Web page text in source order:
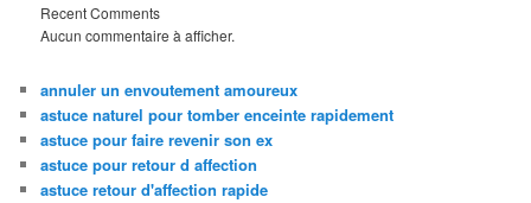
Recent Comments
Aucun commentaire à afficher.
annuler un envoutement amoureux
astuce naturel pour tomber enceinte rapidement
astuce pour faire revenir son ex
astuce pour retour d affection
astuce retour d'affection rapide